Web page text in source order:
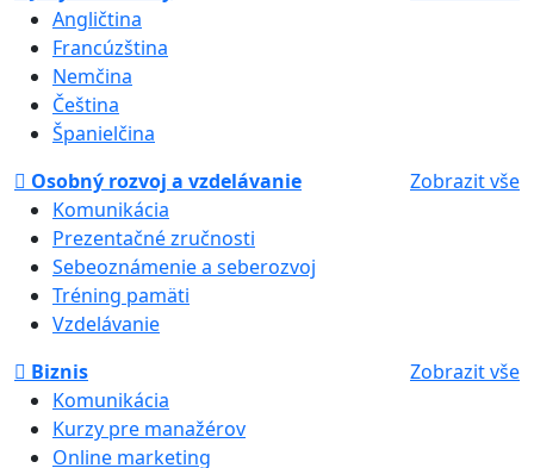
Angličtina
Francúzština
Nemčina
Čeština
Španielčina
Osobný rozvoj a vzdelávanie
Zobrazit vše
Komunikácia
Prezentačné zručnosti
Sebeoznámenie a seberozvoj
Tréning pamäti
Vzdelávanie
Biznis
Zobrazit vše
Komunikácia
Kurzy pre manažérov
Online marketing